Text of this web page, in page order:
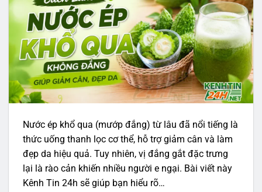
Nước ép khổ qua (mướp đắng) từ lâu đã nổi tiếng là
thức uống thanh lọc cơ thể, hỗ trợ giảm cân và làm
đẹp da hiệu quả. Tuy nhiên, vị đắng gắt đặc trưng
lại là rào cản khiến nhiều người e ngại. Bài viết này
Kênh Tin 24h sẽ giúp bạn hiểu rõ…